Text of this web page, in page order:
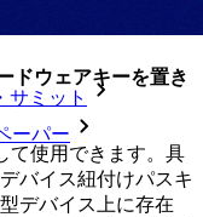
サミット
ーパー
ドウェアキーを置き
て使用できます。具
バイス紐付けパスキ
デバイス上に存在